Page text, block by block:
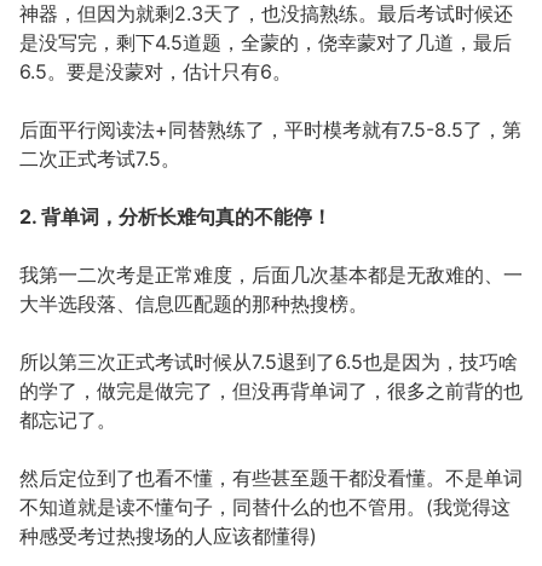
神器，但因为就剩2.3天了，也没搞熟练。最后考试时候还
是没写完，剩下4.5道题，全蒙的，侥幸蒙对了几道，最后
6.5。要是没蒙对，估计只有6。
后面平行阅读法+同替熟练了，平时模考就有7.5-8.5了，第
二次正式考试7.5。
2. 背单词，分析长难句真的不能停！
我第一二次考是正常难度，后面几次基本都是无敌难的、一
大半选段落、信息匹配题的那种热搜榜。
所以第三次正式考试时候从7.5退到了6.5也是因为，技巧啥
的学了，做完是做完了，但没再背单词了，很多之前背的也
都忘记了。
然后定位到了也看不懂，有些甚至题干都没看懂。不是单词
不知道就是读不懂句子，同替什么的也不管用。(我觉得这
种感受考过热搜场的人应该都懂得)